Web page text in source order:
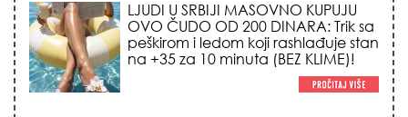
16.08.2026.): Stiže moćno
pomračenje Sunca i Veliki Vazdušni
Trigon – evo kome se život menja iz
korena!